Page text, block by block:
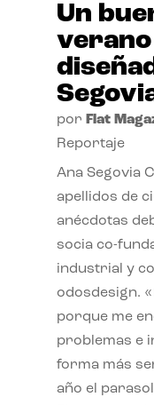
Un
por Flat
Reportaje
Ana Segovia
apellidos de
anécdotas
socia co-
industrial y
odosdesign.
porque me
problemas e
forma más
año el